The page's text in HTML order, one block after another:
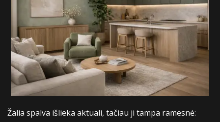
Žalia spalva išlieka aktuali, tačiau ji tampa ramesnė: